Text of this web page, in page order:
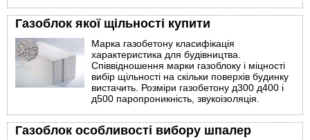
Газоблок якої щільності купити
Марка газобетону класифікація
характеристика для будівництва.
Співвідношення марки газоблоку і міцності
вибір щільності на скільки поверхів будинку
вистачить. Розміри газобетону д300 д400 і
д500 паропроникність, звукоізоляція.
Газоблок особливості вибору шпалер